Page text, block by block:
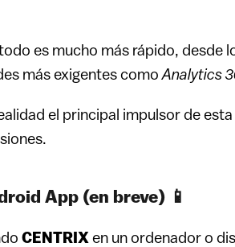
es mucho más rápido, desde
más exigentes comoAnalytics
el principal impulsor de
App (en breve) 📱
CENTRIX en un ordenador o